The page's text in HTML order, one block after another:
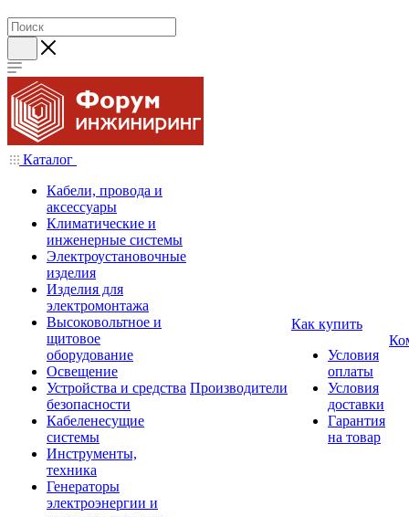
Каталог
Кабели, провода и
аксессуары
Климатические и
инженерные системы
Электроустановочные
изделия
Изделия для
электромонтажа
Высоковольтное и
щитовое
оборудование
Освещение
Устройства и средства
безопасности
Кабеленесущие
системы
Инструменты,
техника
Генераторы
электроэнергии и
Производители
Как купить
Условия
оплаты
Условия
доставки
Гарантия
на товар